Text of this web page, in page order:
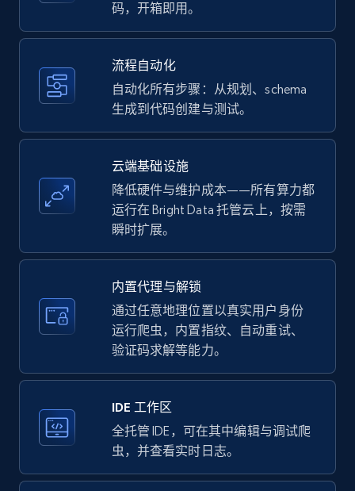
Amazon products - find products by using
upc numbers
Title, Seller name, Brand, Description, Initial
more.
35.2K+ 5.7K+ 注册使用
LinkedIn company information
ID, Name, Country code, Locations, Followers,
Employees in linkedin, About, Specialties, and
more.
Instagram - Profiles
business account, Is professional account, Is
码，开箱即用。
流程自动化
自动化所有步骤：从规划、schema
生成到代码创建与测试。
云端基础设施
降低硬件与维护成本——所有算力都
运行在 Bright Data 托管云上，按需
瞬时扩展。
内置代理与解锁
通过任意地理位置以真实用户身份
运行爬虫，内置指纹、自动重试、
验证码求解等能力。
IDE 工作区
全托管 IDE，可在其中编辑与调试爬
虫，并查看实时日志。